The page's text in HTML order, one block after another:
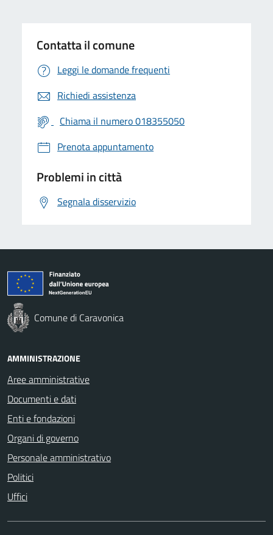
Contatta il comune
Leggi le domande frequenti
Richiedi assistenza
Chiama il numero 018355050
Prenota appuntamento
Problemi in città
Segnala disservizio
Comune di Caravonica
AMMINISTRAZIONE
Aree amministrative
Documenti e dati
Enti e fondazioni
Organi di governo
Personale amministrativo
Politici
Uffici